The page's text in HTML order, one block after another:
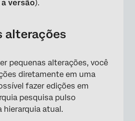
versão).
alterações
pequenas alterações, você
diretamente em uma
fazer edições em
pesquisa pulso
hierarquia atual.